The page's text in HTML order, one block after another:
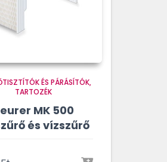
ÉS PÁRÁSÍTÓK
TARTOZÉK
MK 500
és vízszűrő